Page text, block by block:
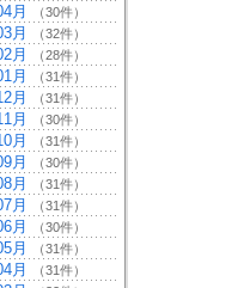
月 （30件）
月 （32件）
月 （28件）
月 （31件）
月 （31件）
月 （30件）
月 （31件）
月 （30件）
月 （31件）
月 （31件）
月 （30件）
月 （31件）
月 （31件）